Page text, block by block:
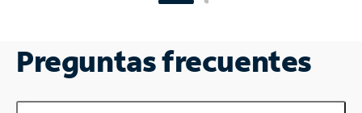
Preguntas frecuentes